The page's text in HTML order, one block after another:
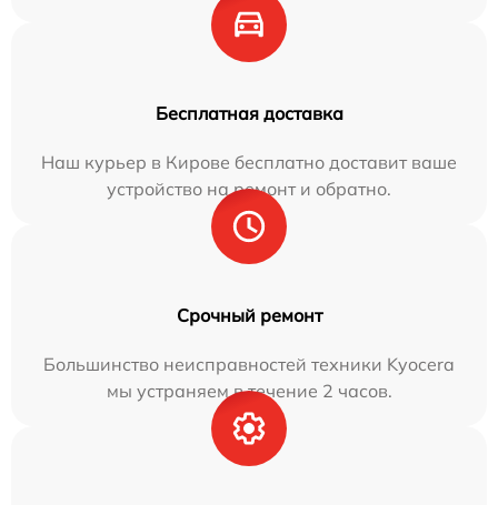
Бесплатная доставка
Наш курьер в Кирове бесплатно доставит ваше
устройство на ремонт и обратно.
Срочный ремонт
Большинство неисправностей техники Kyocera
мы устраняем в течение 2 часов.